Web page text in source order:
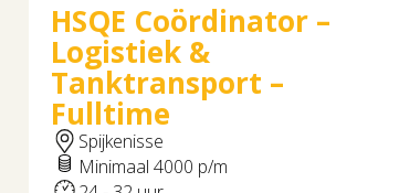
HSQE Coördinator –
Logistiek &
Tanktransport –
Fulltime
Spijkenisse
Minimaal 4000 p/m